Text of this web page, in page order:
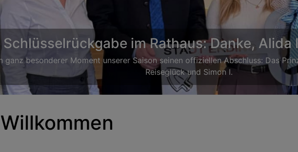
Die Prinzengarde
hervorragende Choreographien geht, die auch noch schön anzusehen sind,